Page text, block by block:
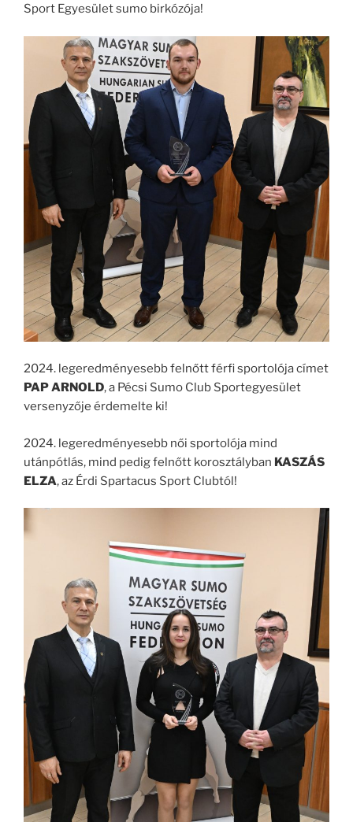
Sport Egyesület sumo birkózója!
2024. legeredményesebb felnőtt férfi sportolója címet
PAP ARNOLD, a Pécsi Sumo Club Sportegyesület
versenyzője érdemelte ki!
2024. legeredményesebb női sportolója mind
utánpótlás, mind pedig felnőtt korosztályban KASZÁS
ELZA, az Érdi Spartacus Sport Clubtól!